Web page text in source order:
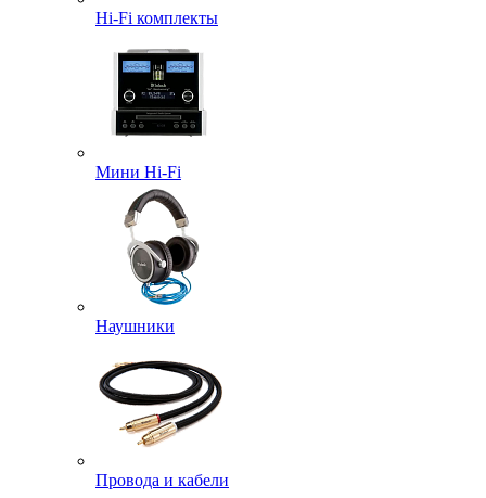
Hi-Fi комплекты
Мини Hi-Fi
Наушники
Провода и кабели